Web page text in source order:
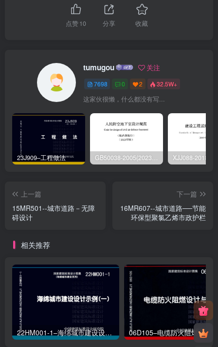
点赞10 分享 收藏
tumugou 关注
7698 0 2 32.5W+
这家伙很懒，什么都没有写...
23J909–工程做法 GB50038-2005(2023版)–人民防空地下室设计规范
上一篇
15MR501--城市道路－无障
碍设计
下一篇
16MR607--城市道路──节能
环保型聚氯乙烯市政护栏
相关推荐
22HM001-1–海绵城市建设设计示例（一）